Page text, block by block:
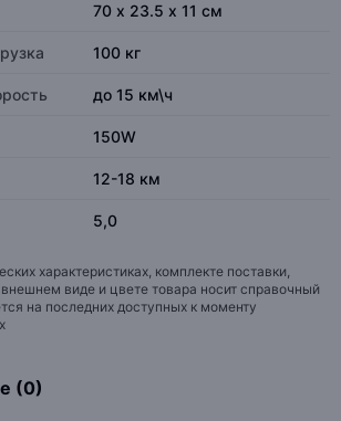
70 х 23.5 х 11 см
100 кг
до 15 км\ч
150W
12-18 км
5,0
характеристиках, комплекте поставки,
виде и цвете товара носит справочный
на последних доступных к моменту
(0)